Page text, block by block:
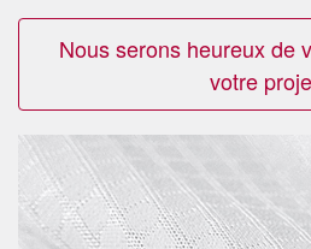
Nous serons heureux de
votre